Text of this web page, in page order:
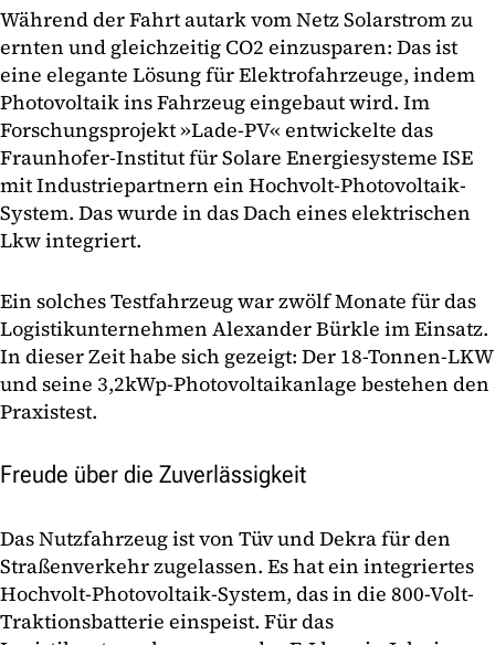
Während der Fahrt autark vom Netz Solarstrom zu
ernten und gleichzeitig CO2 einzusparen: Das ist
eine elegante Lösung für Elektrofahrzeuge, indem
Photovoltaik ins Fahrzeug eingebaut wird. Im
Forschungsprojekt »Lade-PV« entwickelte das
Fraunhofer-Institut für Solare Energiesysteme ISE
mit Industriepartnern ein Hochvolt-Photovoltaik-
System. Das wurde in das Dach eines elektrischen
Lkw integriert.
Ein solches Testfahrzeug war zwölf Monate für das
Logistikunternehmen Alexander Bürkle im Einsatz.
In dieser Zeit habe sich gezeigt: Der 18-Tonnen-LKW
und seine 3,2kWp-Photovoltaikanlage bestehen den
Praxistest.
Freude über die Zuverlässigkeit
Das Nutzfahrzeug ist von Tüv und Dekra für den
Straßenverkehr zugelassen. Es hat ein integriertes
Hochvolt-Photovoltaik-System, das in die 800-Volt-
Traktionsbatterie einspeist. Für das